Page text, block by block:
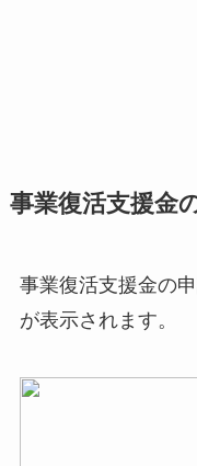
事業復活支援金
事業復活支援金の
が表示されます。